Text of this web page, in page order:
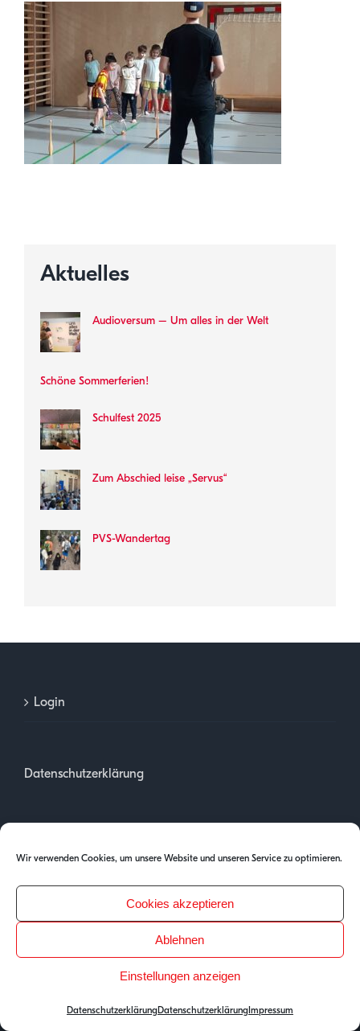
Wir verwenden Cookies, um unsere Website und unseren Service zu optimieren.
Cookies akzeptieren
Ablehnen
Einstellungen anzeigen
DatenschutzerklärungDatenschutzerklärungImpressum
Aktuelles
Audioversum – Um alles in der Welt
Schöne Sommerferien!
Schulfest 2025
Zum Abschied leise „Servus“
PVS-Wandertag
Login
Datenschutzerklärung
Copyright 2025 | PH Tirol